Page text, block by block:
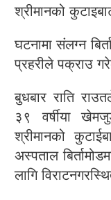
श्रीमानको
घटनामा संलग्न
प्रहरीले पक्राउ
बुधबार राति
३९ वर्षीया
श्रीमानको
अस्पताल
लागि